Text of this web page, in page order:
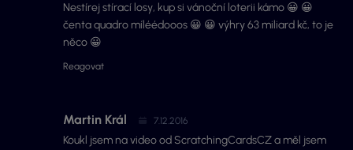
Nestírej stírací losy, kup si vánoční loterii kámo 😀 😀
čenta quadro míléédooos 😀 😀 výhry 63 miliard kč, to je
něco 😀
Reagovat
Martin Král 7.12.2016
Koukl jsem na video od ScratchingCardsCZ a měl jsem